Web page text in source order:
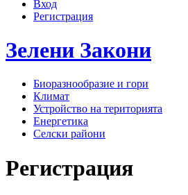
Вход
Регистрация
Зелени Закони
Биоразнообразие и гори
Климат
Устройство на територията
Енергетика
Селски райони
Регистрация